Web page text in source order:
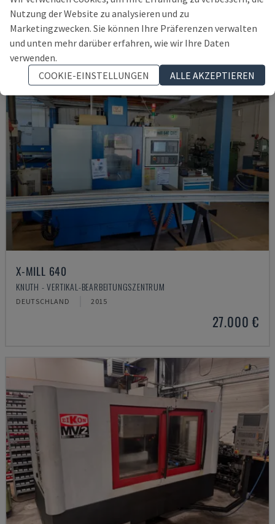
X-MILL 640
KNUTH - VERTIKAL-BEARBEITUNGSZENTRUM
DEUTSCHLAND 2015
27.000 €
Nutzung der Website zu analysieren und zu
Marketingzwecken. Sie können Ihre Präferenzen verwalten
und unten mehr darüber erfahren, wie wir Ihre Daten
verwenden.
COOKIE-EINSTELLUNGEN
ALLE AKZEPTIEREN